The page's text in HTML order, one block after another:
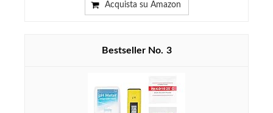
Acquista su Amazon
3